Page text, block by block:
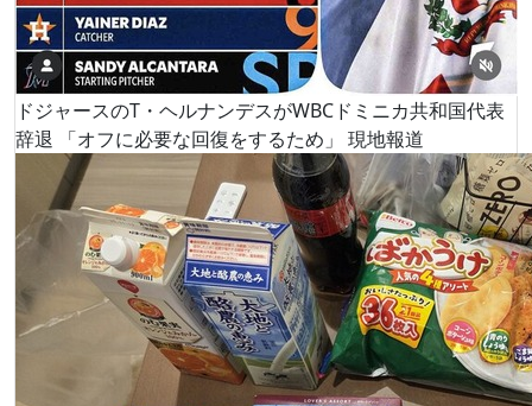
ドジャースのT・ヘルナンデスがWBCドミニカ共和国代表
辞退 「オフに必要な回復をするため」 現地報道